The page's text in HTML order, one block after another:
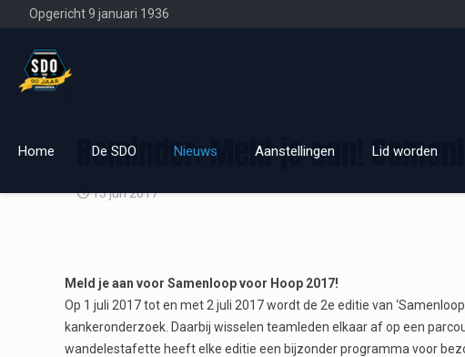
Opgericht 9 januari 1936
Home De SDO Nieuws Aanstellingen Lid worden
Reminder: Meld je aan!
15 jun 2017
Meld je aan voor Samenloop voor Hoop 2017!
Op 1 juli 2017 tot en met 2 juli 2017 wordt de 2e editie van
kankeronderzoek. Daarbij wisselen teamleden elkaar af op een
wandelestafette heeft elke editie een bijzonder programma voor